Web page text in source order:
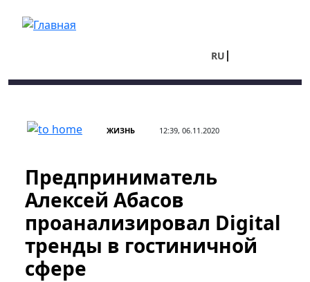
RU
ЖИЗНЬ 12:39, 06.11.2020
Предприниматель
Алексей Абасов
проанализировал Digital
тренды в гостиничной
сфере